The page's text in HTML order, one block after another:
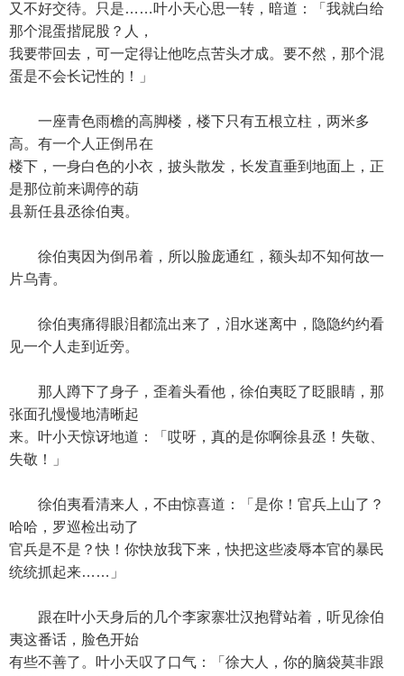
又不好交待。只是……叶小天心思一转，暗道：「我就白给
那个混蛋揩屁股？人，
我要带回去，可一定得让他吃点苦头才成。要不然，那个混
蛋是不会长记性的！」
一座青色雨檐的高脚楼，楼下只有五根立柱，两米多
高。有一个人正倒吊在
楼下，一身白色的小衣，披头散发，长发直垂到地面上，正
是那位前来调停的葫
县新任县丞徐伯夷。
徐伯夷因为倒吊着，所以脸庞通红，额头却不知何故一
片乌青。
徐伯夷痛得眼泪都流出来了，泪水迷离中，隐隐约约看
见一个人走到近旁。
那人蹲下了身子，歪着头看他，徐伯夷眨了眨眼睛，那
张面孔慢慢地清晰起
来。叶小天惊讶地道：「哎呀，真的是你啊徐县丞！失敬、
失敬！」
徐伯夷看清来人，不由惊喜道：「是你！官兵上山了？
哈哈，罗巡检出动了
官兵是不是？快！你快放我下来，快把这些凌辱本官的暴民
统统抓起来……」
跟在叶小天身后的几个李家寨壮汉抱臂站着，听见徐伯
夷这番话，脸色开始
有些不善了。叶小天叹了口气：「徐大人，你的脑袋莫非跟